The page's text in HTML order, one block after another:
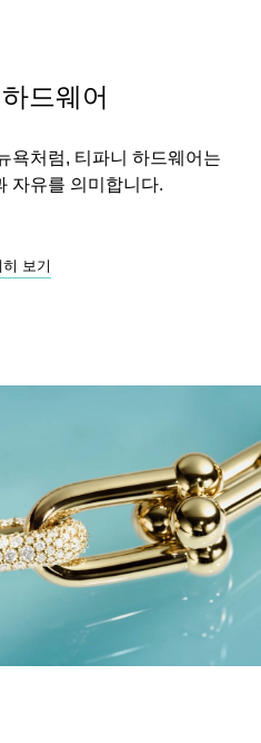
드웨어
욕처럼, 티파니 하드웨어는
자유를 의미합니다.
보기